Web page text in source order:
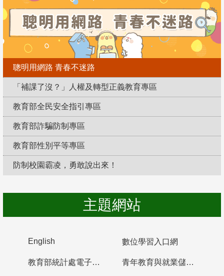
聰明用網路 青春不迷路
「補課了沒？」人權及轉型正義教育專區
教育部全民安全指引專區
教育部詐騙防制專區
教育部性別平等專區
防制校園霸凌，勇敢說出來！
主題網站
English 數位學習入口網
教育部統計處電子書櫃 青年教育與就業儲蓄帳戶